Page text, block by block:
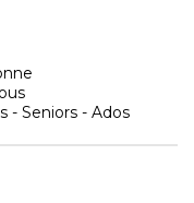
- Seniors - Ados